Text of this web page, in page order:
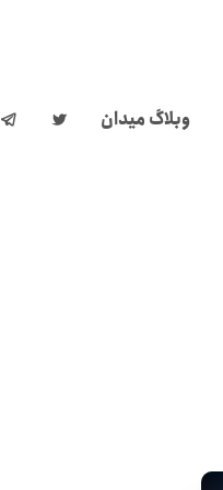
وبلاگ میدان 
